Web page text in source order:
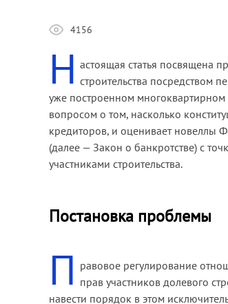
4156
Н астоящая статья посвящена
строительства посредством
уже построенном
вопросом о том, насколько
кредиторов, и оценивает новеллы
(далее — Закон о банкротстве) с
участниками строительства.
Постановка проблемы
П равовое регулирование
прав участников долевого
навести порядок в этом